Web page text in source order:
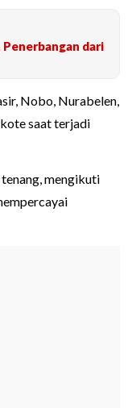
dari
Nobo, Nurabelen,
saat terjadi
mengikuti